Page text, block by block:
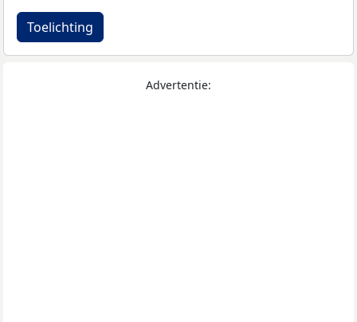
Toelichting
Advertentie: